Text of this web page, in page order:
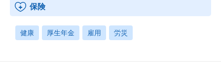
保険
健康 厚生年金 雇用 労災